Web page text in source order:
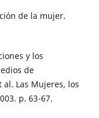
de la mujer.
y los
de
al. Las Mujeres, los
p. 63-67.